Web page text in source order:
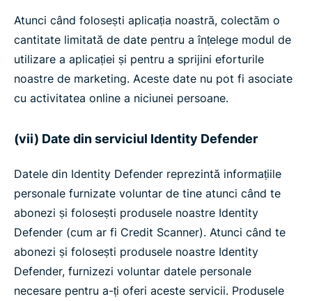
Atunci când folosești aplicația noastră, colectăm o
cantitate limitată de date pentru a înțelege modul de
utilizare a aplicației și pentru a sprijini eforturile
noastre de marketing. Aceste date nu pot fi asociate
cu activitatea online a niciunei persoane.
(vii) Date din serviciul Identity Defender
Datele din Identity Defender reprezintă informațiile
personale furnizate voluntar de tine atunci când te
abonezi și folosești produsele noastre Identity
Defender (cum ar fi Credit Scanner). Atunci când te
abonezi și folosești produsele noastre Identity
Defender, furnizezi voluntar datele personale
necesare pentru a-ți oferi aceste servicii. Produsele